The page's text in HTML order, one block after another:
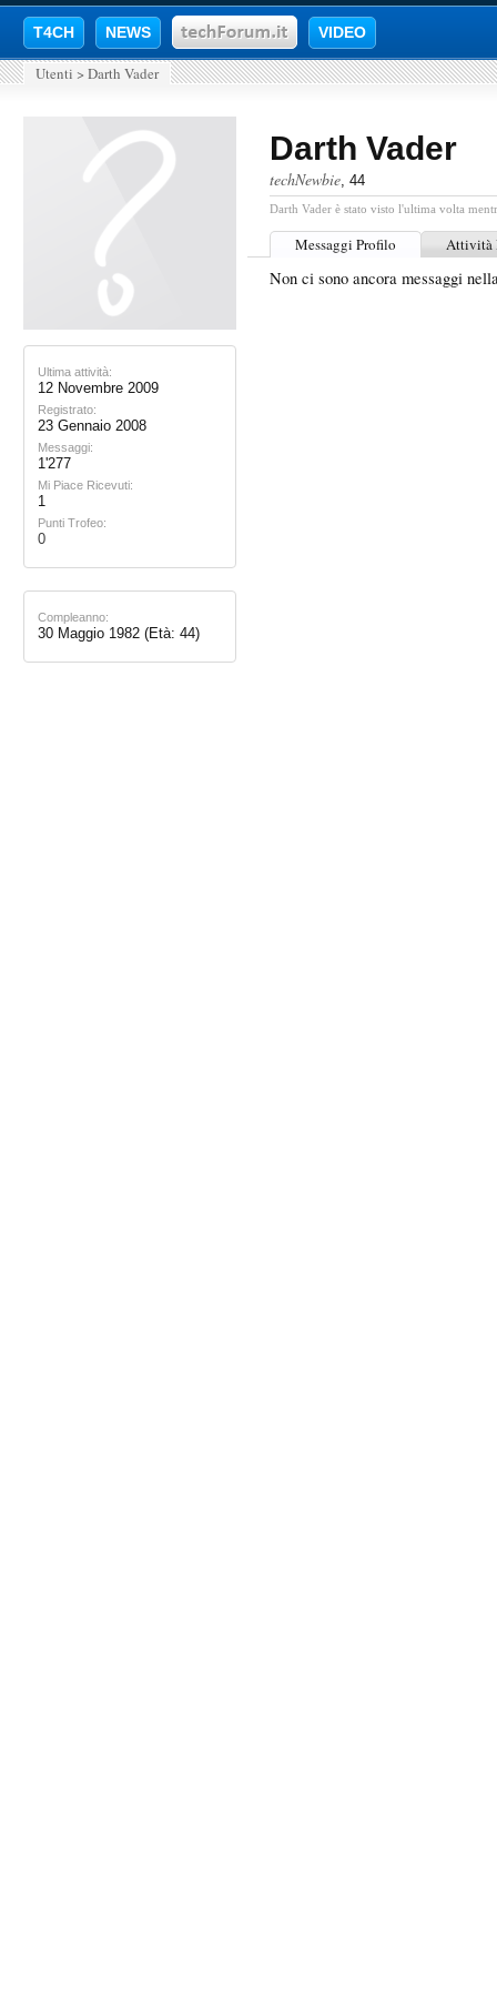
T4CH NEWS VIDEO
Utenti > Darth Vader
Ultima attività:
12 Novembre 2009
Registrato:
23 Gennaio 2008
Messaggi:
1'277
Mi Piace Ricevuti:
1
Punti Trofeo:
0
Compleanno:
30 Maggio 1982 (Età: 44)
Darth Vader
techNewbie, 44
Darth Vader è stato visto l'ultima volta
Messaggi Profilo Attività
Non ci sono ancora messaggi